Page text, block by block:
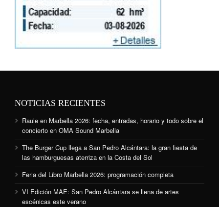
NOTICIAS RECIENTES
Raule en Marbella 2026: fecha, entradas, horario y todo sobre el
concierto en OMA Sound Marbella
The Burger Cup llega a San Pedro Alcántara: la gran fiesta de
las hamburguesas aterriza en la Costa del Sol
Feria del Libro Marbella 2026: programación completa
VI Edición MAE: San Pedro Alcántara se llena de artes
escénicas este verano